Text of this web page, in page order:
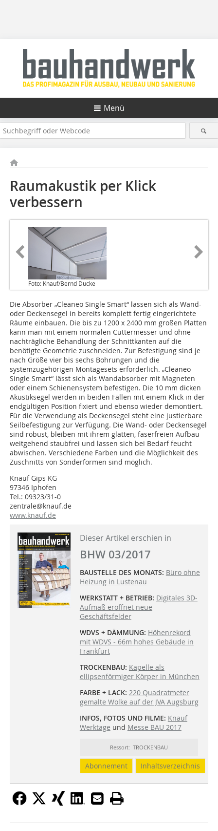
Menü
Raumakustik per Klick
verbessern
Foto: Knauf/Bernd Ducke
Die Absorber „Cleaneo Single Smart“ lassen sich als Wand-
oder Deckensegel in bereits komplett fertig eingerichtete
Räume einbauen. Die bis zu 1200 x 2400 mm großen Platten
kann man mit einem normalen Cuttermesser und ohne
nachträgliche Behandlung der Schnittkanten auf die
benötigte Geometrie zuschneiden. Zur Befestigung sind je
nach Größe vier bis sechs Bohrungen und die
systemzugehörigen Montagesets erforderlich. „Cleaneo
Single Smart“ lässt sich als Wandabsorber mit Magneten
oder einem Schienensystem befestigen. Die 10 mm dicken
Akustiksegel werden in beiden Fällen mit einem Klick in der
endgültigen Position fixiert und ebenso wieder demontiert.
Für die Verwendung als Deckensegel steht eine justierbare
Seilbefestigung zur Verfügung. Die Wand- oder Deckensegel
sind robust, bleiben mit ihrem glatten, faserfreien Aufbau
weitgehend staubfrei und lassen sich bei Bedarf feucht
abwischen. Verschiedene Farben und die Möglichkeit des
Zuschnitts von Sonderformen sind möglich.
Knauf Gips KG
97346 Iphofen
Tel.: 09323/31-0
zentrale@knauf.de
www.knauf.de
Dieser Artikel erschien in
BHW 03/2017
BAUSTELLE DES MONATS: Büro ohne
Heizung in Lustenau
WERKSTATT + BETRIEB: Digitales 3D-
Aufmaß eröffnet neue
Geschäftsfelder
WDVS + DÄMMUNG: Höhenrekord
mit WDVS - 66m hohes Gebäude in
Frankfurt
TROCKENBAU: Kapelle als
ellipsenförmiger Körper in München
FARBE + LACK: 220 Quadratmeter
gemalte Wolke auf der JVA Augsburg
INFOS, FOTOS UND FILME: Knauf
Werktage und Messe BAU 2017
Ressort: TROCKENBAU
Abonnement Inhaltsverzeichnis